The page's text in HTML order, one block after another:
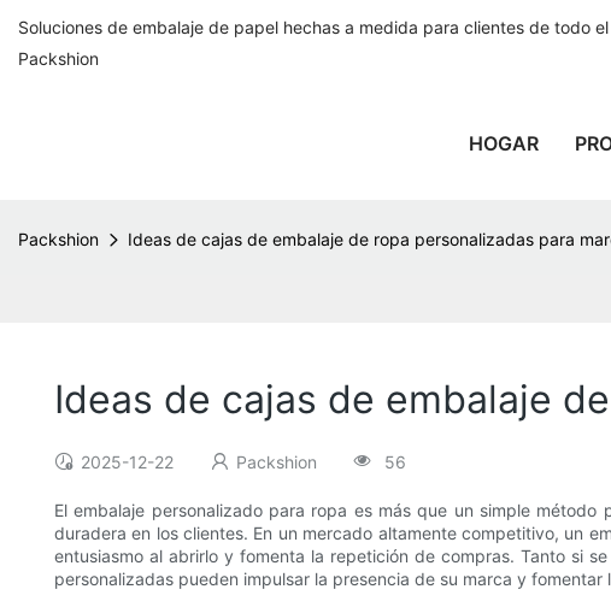
Soluciones de embalaje de papel hechas a medida para clientes de todo
Packshion
HOGAR
Packshion Ideas de cajas de embalaje de ropa personalizadas para
Ideas de cajas de embalaje
2025-12-22 Packshion 56
El embalaje personalizado para ropa es más que un simple
duradera en los clientes. En un mercado altamente competitivo, un
entusiasmo al abrirlo y fomenta la repetición de compras. Tanto si
personalizadas pueden impulsar la presencia de su marca y fomentar